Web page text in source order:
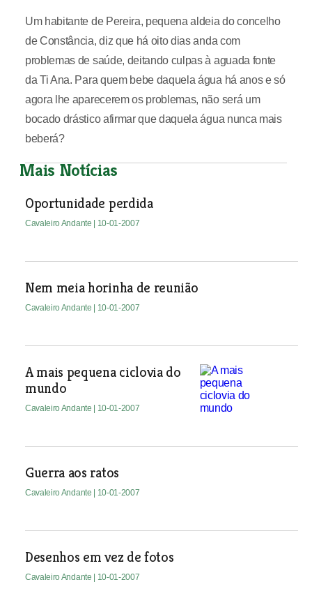
Um habitante de Pereira, pequena aldeia do concelho
de Constância, diz que há oito dias anda com
problemas de saúde, deitando culpas à aguada fonte
da Ti Ana. Para quem bebe daquela água há anos e só
agora lhe aparecerem os problemas, não será um
bocado drástico afirmar que daquela água nunca mais
beberá?
Mais Notícias
Oportunidade perdida
Cavaleiro Andante | 10-01-2007
Nem meia horinha de reunião
Cavaleiro Andante | 10-01-2007
A mais pequena ciclovia do
mundo
Cavaleiro Andante | 10-01-2007
Guerra aos ratos
Cavaleiro Andante | 10-01-2007
Desenhos em vez de fotos
Cavaleiro Andante | 10-01-2007